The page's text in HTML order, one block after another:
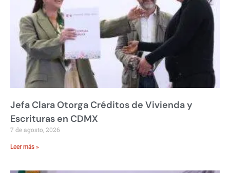
Jefa Clara Otorga Créditos de Vivienda y
Escrituras en CDMX
7 de agosto, 2026
Leer más »